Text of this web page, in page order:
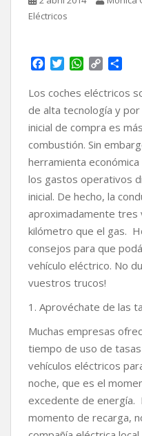
Eléctricos
c
e
b
o
o
k
i
t
t
e
r
W
a
t
s
A
p
p
p
y
L
i
n
k
m
p
a
r
t
i
r
Los coches eléctricos
de alta tecnología y
inicial de compra es
combustión. Sin
herramienta
los gastos operativos
inicial. De hecho, la
aproximadamente tres
kilómetro que el gas.
consejos para que
vehículo eléctrico. No
vuestros trucos!
1. Aprovéchate de las
Muchas empresas
tiempo de uso de
vehículos eléctricos
noche, que es el
excedente de energía.
momento de recarga,